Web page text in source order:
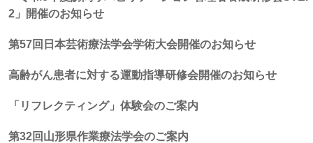
2」開催のお知らせ
第57回日本芸術療法学会学術大会開催のお知らせ
高齢がん患者に対する運動指導研修会開催のお知らせ
「リフレクティング」体験会のご案内
第32回山形県作業療法学会のご案内